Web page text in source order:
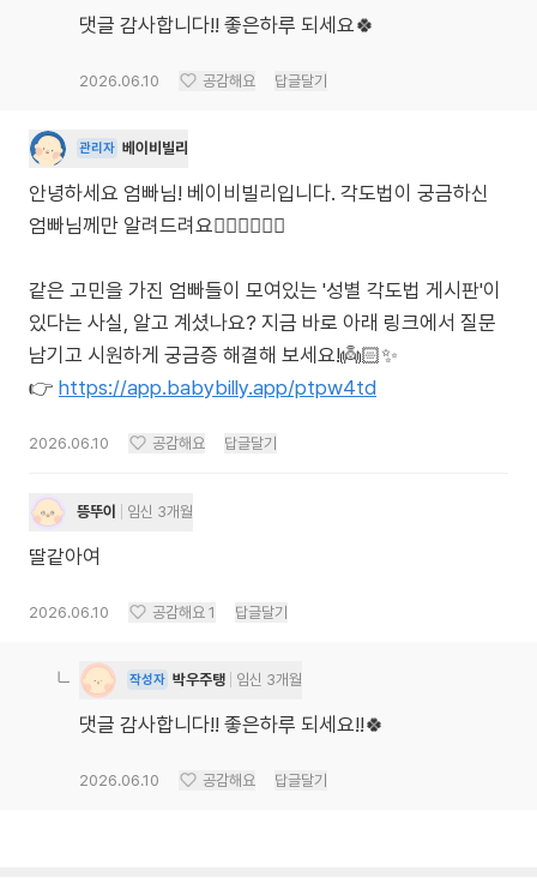
댓글 감사합니다!! 좋은하루 되세요🍀
2026.06.10 공감해요 답글달기
관리자 베이비빌리
안녕하세요 엄빠님! 베이비빌리입니다. 각도법이 궁금하신
엄빠님께만 알려드려요🙋🏻‍♀️🙋🏻‍♂️
같은 고민을 가진 엄빠들이 모여있는 '성별 각도법 게시판'이
있다는 사실, 알고 계셨나요? 지금 바로 아래 링크에서 질문
남기고 시원하게 궁금증 해결해 보세요!👼🏻✨
👉 https://app.babybilly.app/ptpw4td
2026.06.10 공감해요 답글달기
뜽뚜이 임신 3개월
딸같아여
2026.06.10 공감해요 1 답글달기
작성자 박우주탱 임신 3개월
댓글 감사합니다!! 좋은하루 되세요!!🍀
2026.06.10 공감해요 답글달기